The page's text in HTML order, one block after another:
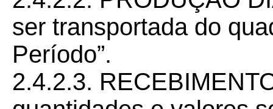
ser transportada do
Período”.
2.4.2.3.